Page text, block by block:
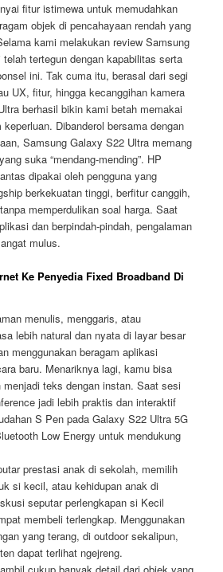
fitur istimewa untuk memudahkan
objek di pencahayaan rendah yang
kami melakukan review Samsung
tertegun dengan kapabilitas serta
ini. Tak cuma itu, berasal dari segi
UX, fitur, hingga kecanggihan kamera
berhasil bikin kami betah memakai
Dibanderol bersama dengan
Samsung Galaxy S22 Ultra memang
suka “mendang-mending”. HP
dipakai oleh pengguna yang
berkekuatan tinggi, berfitur canggih,
memperdulikan soal harga. Saat
dan berpindah-pindah, pengalaman
mulus.
Ke Penyedia Fixed Broadband Di
menulis, menggaris, atau
lebih natural dan nyata di layar besar
menggunakan beragam aplikasi
baru. Menariknya lagi, kamu bisa
menjadi teks dengan instan. Saat sesi
jadi lebih praktis dan interaktif
S Pen pada Galaxy S22 Ultra 5G
Low Energy untuk mendukung
prestasi anak di sekolah, memilih
si kecil, atau kehidupan anak di
seputar perlengkapan si Kecil
membeli terlengkap. Menggunakan
yang terang, di outdoor sekalipun,
dapat terlihat ngejreng.